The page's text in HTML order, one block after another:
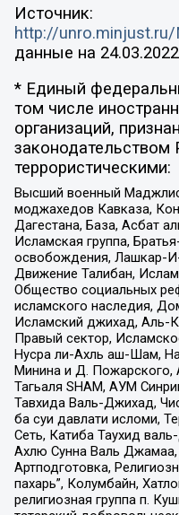
Источник:
http://unro.minjust.ru/
данные на 24.03.2022
* Единый
том числе
организаций,
террористическими:
Высший военный
моджахедов Кавказа,
Дагестана, База, Асбат
Исламская группа,
освобождения, Лашкар-
Движение Талибан,
Общество социальных
исламского наследия,
Исламский джихад, Аль-
Правый сектор,
Нусра ли-Ахль аш-Шам,
Минина и Д. Пожарского,
Тагьаля SHAM, АУМ
Тавхида Валь-Джихад,
ба суи давлати исломи,
Сеть, Катиба Таухид
Ахлю Сунна Валь Джамаа,
Артподготовка,
пахарь”, Колумбайн,
религиозная группа п.